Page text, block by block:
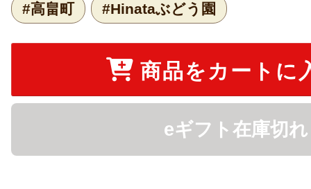
#高畠町 #Hinataぶどう園
商品をカートに
eギフト在庫切れ